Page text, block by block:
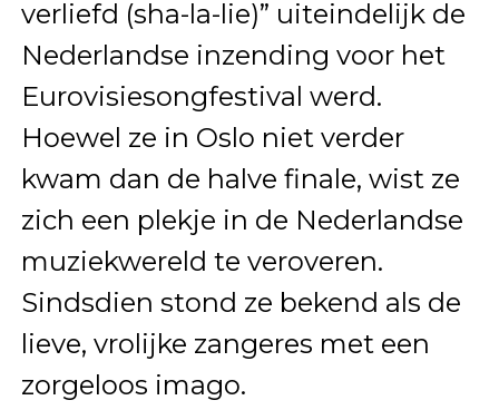
verliefd (sha-la-lie)” uiteindelijk de
Nederlandse inzending voor het
Eurovisiesongfestival werd.
Hoewel ze in Oslo niet verder
kwam dan de halve finale, wist ze
zich een plekje in de Nederlandse
muziekwereld te veroveren.
Sindsdien stond ze bekend als de
lieve, vrolijke zangeres met een
zorgeloos imago.